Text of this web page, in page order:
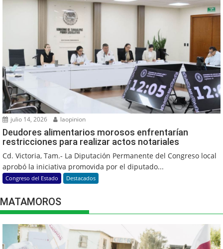
julio 14, 2026 laopinion
Deudores alimentarios morosos enfrentarían
restricciones para realizar actos notariales
Cd. Victoria, Tam.- La Diputación Permanente del Congreso local
aprobó la iniciativa promovida por el diputado...
Congreso del Estado Destacados
MATAMOROS